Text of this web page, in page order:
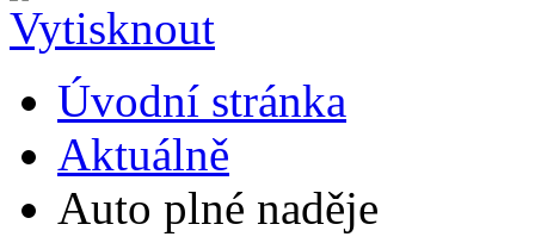
Úvodní stránka
Aktuálně
Auto plné naděje